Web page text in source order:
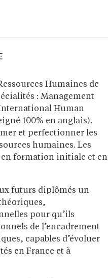
Humaines de
: Management
Human
100% en anglais).
et perfectionner les
humaines. Les
en formation initiale et en
futurs diplômés un
pour qu’ils
de l’encadrement
capables d’évoluer
en France et à